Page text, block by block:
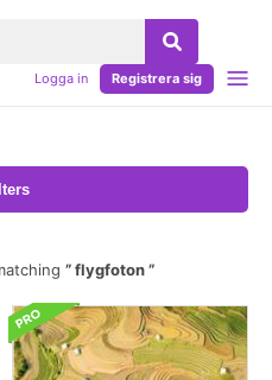
Logga in Registrera sig
flygfoton